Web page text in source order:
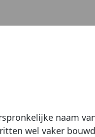
naam
wel vaker